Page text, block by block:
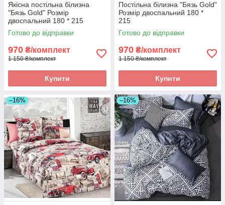
Якісна постільна білизна
"Бязь Gold" Розмір
двоспальний 180 * 215
Готово до відправки
970 ₴/комплект
1 150 ₴/комплект
Купити
Постільна білизна "Бязь Gold"
Розмір двоспальний 180 *
215
Готово до відправки
970 ₴/комплект
1 150 ₴/комплект
Купити
–16% –16%